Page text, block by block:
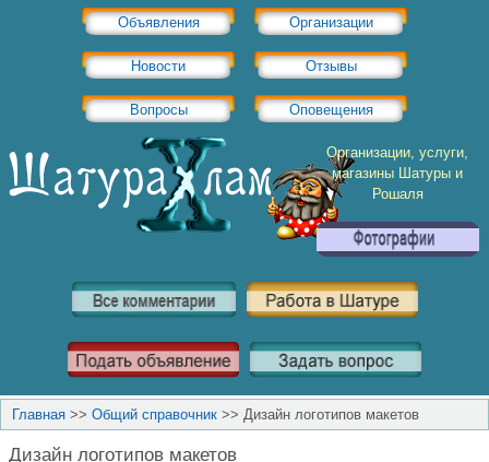
Объявления Организации
Новости Отзывы
Вопросы Оповещения
Организации, услуги,
магазины Шатуры и
Рошаля
Главная >> Общий справочник >> Дизайн логотипов макетов
Дизайн логотипов макетов